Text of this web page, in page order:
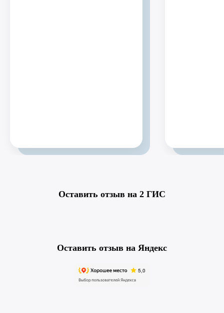
Оставить отзыв на 2 ГИС
Оставить отзыв на Яндекс